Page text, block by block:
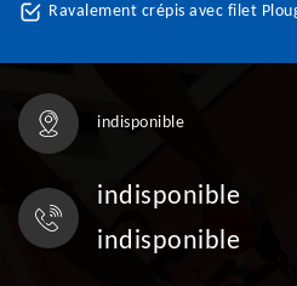
Ravalement crépis avec filet
indisponible
indisponible
indisponible